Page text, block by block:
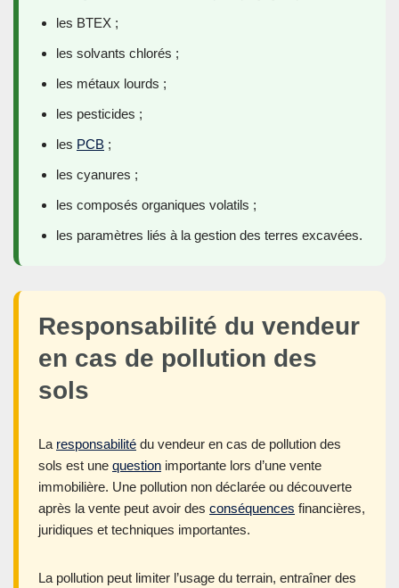
les BTEX ;
les solvants chlorés ;
les métaux lourds ;
les pesticides ;
les PCB ;
les cyanures ;
les composés organiques volatils ;
les paramètres liés à la gestion des terres excavées.
Responsabilité du vendeur
en cas de pollution des
sols
La responsabilité du vendeur en cas de pollution des
sols est une question importante lors d’une vente
immobilière. Une pollution non déclarée ou découverte
après la vente peut avoir des conséquences financières,
juridiques et techniques importantes.
La pollution peut limiter l’usage du terrain, entraîner des